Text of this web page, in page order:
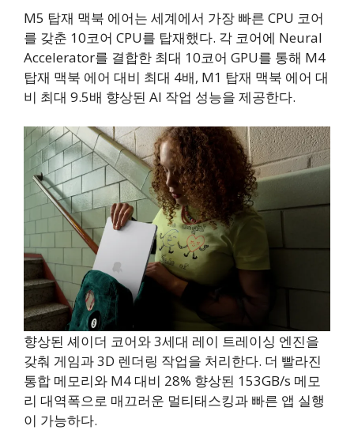
M5 탑재 맥북 에어는 세계에서 가장 빠른 CPU 코어
를 갖춘 10코어 CPU를 탑재했다. 각 코어에 Neural
Accelerator를 결합한 최대 10코어 GPU를 통해 M4
탑재 맥북 에어 대비 최대 4배, M1 탑재 맥북 에어 대
비 최대 9.5배 향상된 AI 작업 성능을 제공한다.
향상된 셰이더 코어와 3세대 레이 트레이싱 엔진을
갖춰 게임과 3D 렌더링 작업을 처리한다. 더 빨라진
통합 메모리와 M4 대비 28% 향상된 153GB/s 메모
리 대역폭으로 매끄러운 멀티태스킹과 빠른 앱 실행
이 가능하다.